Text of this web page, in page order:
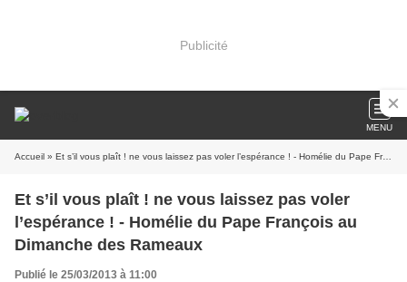
Publicité
MENU
Accueil » Et s’il vous plaît ! ne vous laissez pas voler l’espérance ! - Homélie du Pape François au Dimanche des Rameaux
Et s’il vous plaît ! ne vous laissez pas voler
l’espérance ! - Homélie du Pape François au
Dimanche des Rameaux
Publié le 25/03/2013 à 11:00